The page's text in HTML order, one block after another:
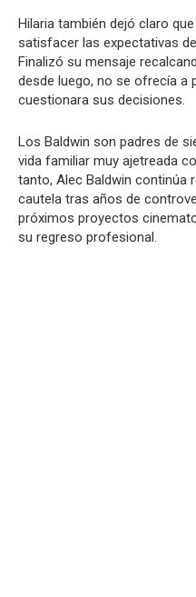
Hilaria también dejó claro
satisfacer las expectativas
Finalizó su mensaje
desde luego, no se ofrecía a
cuestionara sus decisiones.
Los Baldwin son padres de
vida familiar muy ajetreada
tanto, Alec Baldwin continúa
cautela tras años de
próximos proyectos
su regreso profesional.